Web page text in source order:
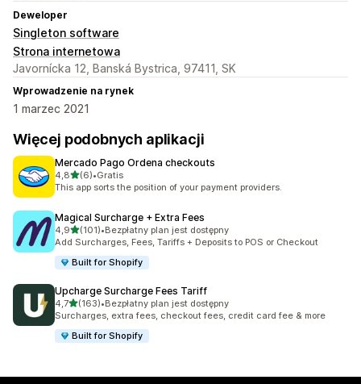
Deweloper
Singleton software
Strona internetowa
Javornícka 12, Banská Bystrica, 97411, SK
Wprowadzenie na rynek
1 marzec 2021
Więcej podobnych aplikacji
Mercado Pago Ordena checkouts
4,8na 5 gwiazdek
(6)
Łączna liczba recenzji: 6
•Gratis
This app sorts the position of your payment providers.
Magical Surcharge + Extra Fees
4,9na 5 gwiazdek
(101)
Łączna liczba recenzji: 101
•Bezpłatny plan jest dostępny
Add Surcharges, Fees, Tariffs + Deposits to POS or Checkout
Built for Shopify
Upcharge Surcharge Fees Tariff
4,7na 5 gwiazdek
(163)
Łączna liczba recenzji: 163
•Bezpłatny plan jest dostępny
Surcharges, extra fees, checkout fees, credit card fee & more
Built for Shopify